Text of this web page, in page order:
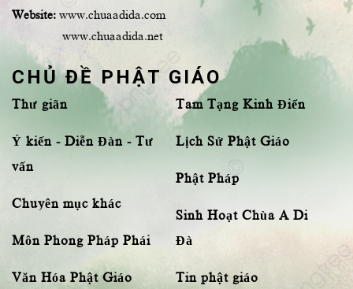
Website: www.chuaadida.com
www.chuaadida.net
CHỦ ĐỀ PHẬT GIÁO
Thư giãn
Ý kiến - Diễn Đàn - Tư
vấn
Chuyên mục khác
Môn Phong Pháp Phái
Văn Hóa Phật Giáo
Tam Tạng Kinh Điển
Lịch Sử Phật Giáo
Phật Pháp
Sinh Hoạt Chùa A Di
Đà
Tin phật giáo